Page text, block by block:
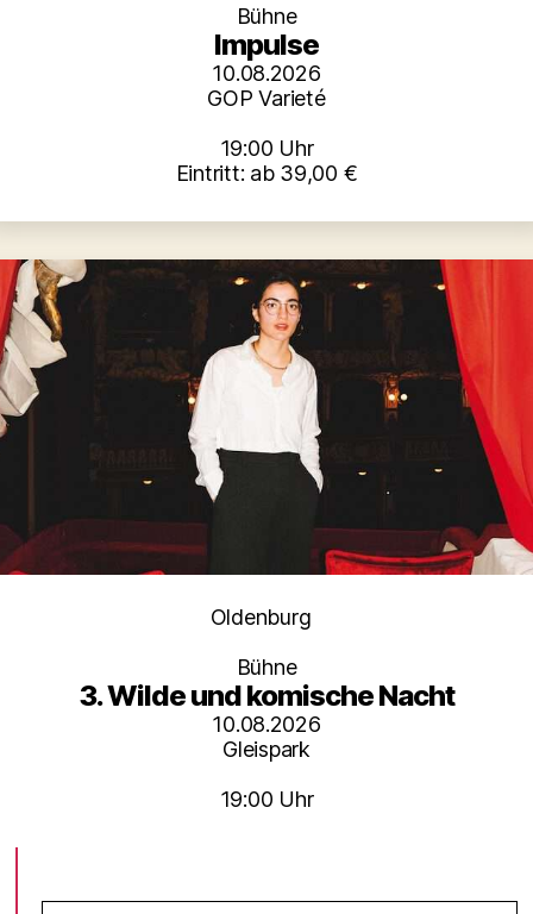
Bühne
Impulse
10.08.2026
GOP Varieté
19:00 Uhr
Eintritt: ab 39,00 €
Kategorien
Oldenburg
Bühne
3. Wilde und komische Nacht
10.08.2026
Gleispark
19:00 Uhr